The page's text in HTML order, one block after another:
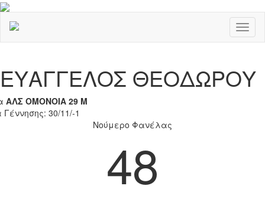
ΕΥΑΓΓΕΛΟΣ ΘΕΟΔΩΡΟΥ
ΑΛΣ ΟΜΟΝΟΙΑ 29 Μ
30/11/-1
Νούμερο Φανέλας
48